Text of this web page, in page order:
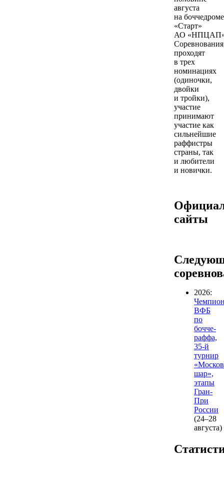
августа
на боччедроме
«Старт»
АО
Соревнования
проходят
в трех
номинациях
(одиночки,
двойки
и тройки),
участие
принимают
участие как
сильнейшие
раффистры
страны, так
и любители
и новички.
сайты
2026:
ВФБ
по
бочче-
раффа,
35-й
турнир
шар»,
этапы
Гран-
При
России
(24–28
августа)